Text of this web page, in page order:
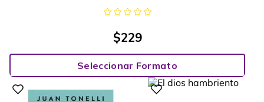
$229
Seleccionar Formato